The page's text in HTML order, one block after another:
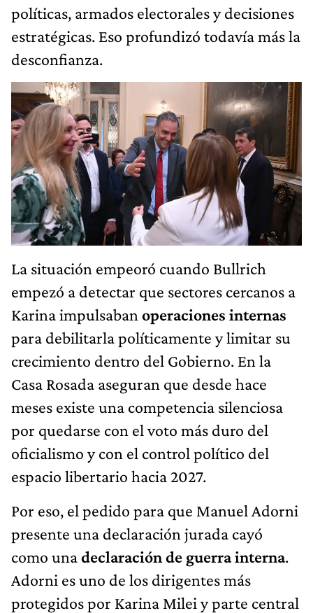
políticas, armados electorales y decisiones
estratégicas. Eso profundizó todavía más la
desconfianza.
La situación empeoró cuando Bullrich
empezó a detectar que sectores cercanos a
Karina impulsaban operaciones internas
para debilitarla políticamente y limitar su
crecimiento dentro del Gobierno. En la
Casa Rosada aseguran que desde hace
meses existe una competencia silenciosa
por quedarse con el voto más duro del
oficialismo y con el control político del
espacio libertario hacia 2027.
Por eso, el pedido para que Manuel Adorni
presente una declaración jurada cayó
como unadeclaración de guerra interna.
Adorni es uno de los dirigentes más
protegidos por Karina Milei y parte central